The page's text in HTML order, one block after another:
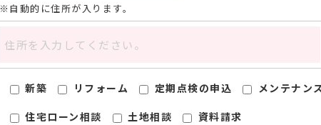
自動的に住所が入ります。
新築 リフォーム 定期点検の申込
メンテナン
住宅ローン相談
土地相談 資料請求